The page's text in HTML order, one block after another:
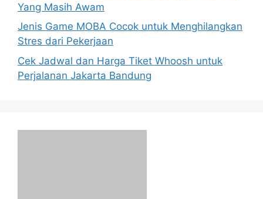
Yang Masih Awam
Jenis Game MOBA Cocok untuk Menghilangkan
Stres dari Pekerjaan
Cek Jadwal dan Harga Tiket Whoosh untuk
Perjalanan Jakarta Bandung